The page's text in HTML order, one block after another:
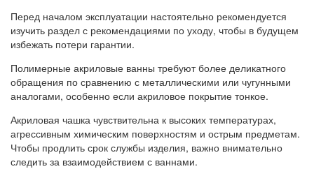
Перед началом эксплуатации настоятельно рекомендуется
изучить раздел с рекомендациями по уходу, чтобы в будущем
избежать потери гарантии.
Полимерные акриловые ванны требуют более деликатного
обращения по сравнению с металлическими или чугунными
аналогами, особенно если акриловое покрытие тонкое.
Акриловая чашка чувствительна к высоких температурах,
агрессивным химическим поверхностям и острым предметам.
Чтобы продлить срок службы изделия, важно внимательно
следить за взаимодействием с ваннами.